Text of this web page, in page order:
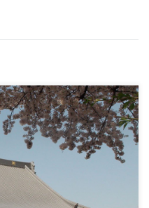
池上本門寺就位於
於繁華的都心中，